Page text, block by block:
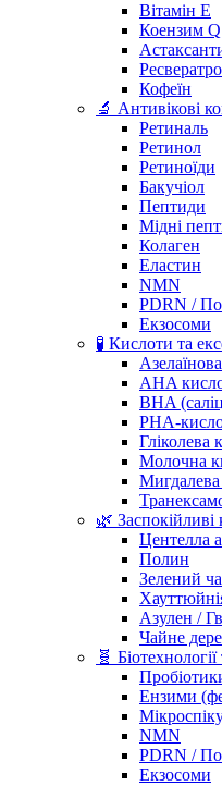
Вітамін Е
Коензим
Кофеїн
🔬 Антивікові
Ретиналь
Ретинол
Ретиноїди
Бакучіол
Пептиди
Мідні
Колаген
Еластин
NMN
PDRN /
Екзосоми
🧪 Кислоти та
AHA
BHA
PHA-
Гліколева
Молочна
Мигдалева
🌿
Центелла
Полин
Зелений
Азулен /
Чайне
🧬 Біотехнології
Ензими
NMN
PDRN /
Екзосоми